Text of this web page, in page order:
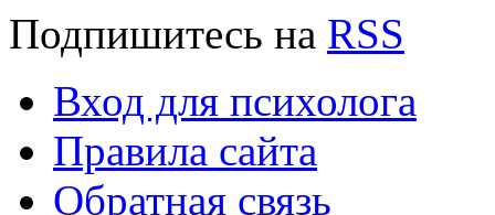
Подпишитесь на RSS
Вход для психолога
Правила сайта
Обратная связь